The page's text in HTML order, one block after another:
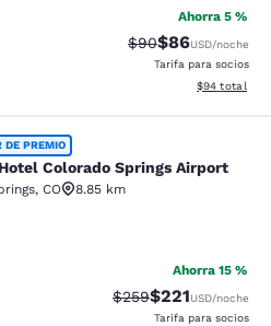
Ahorra 5 %
Precio tachado:
$90Precio con
$86USD/noche
Tarifa para socios
Ver detalles
$94 total
Colorado Springs
DE PREMIO
Colorado Springs Airport
, CO
8.85 km
4.33 estrellas. Excelente. 645 reseñas
Ahorra 15 %
Precio tachado:
$259Precio con
$221USD/noche
Tarifa para socios